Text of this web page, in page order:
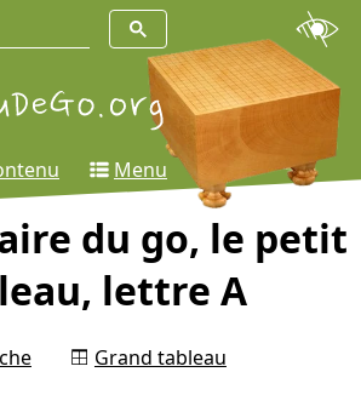
Menu
du go, le petit
lettre A
Grand tableau